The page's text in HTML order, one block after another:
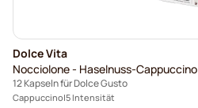
Dolce Vita
Nocciolone - Haselnuss-Cappuccino
12 Kapseln für Dolce Gusto
Cappuccino 5 Intensität